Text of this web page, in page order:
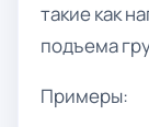
такие как
подъема
Примеры: